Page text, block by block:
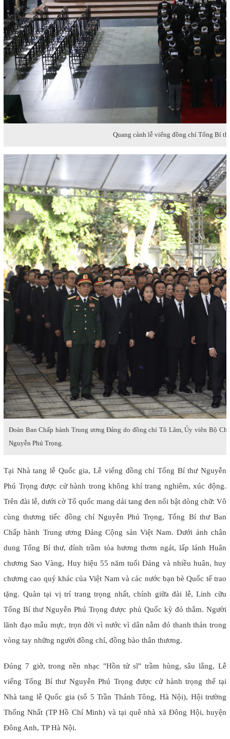
Quang cảnh lễ viếng đồng chí Tổng Bí
Đoàn Ban Chấp hành Trung ương Đảng do đồng chí Tô Lâm, Ủy viên Bộ
Nguyễn Phú Trọng.
Tại Nhà tang lễ Quốc gia, Lễ viếng đồng chí Tổng Bí thư Nguyễn
Phú Trọng được cử hành trong không khí trang nghiêm, xúc động.
Trên đài lễ, dưới cờ Tổ quốc mang dải tang đen nổi bật dòng chữ: Vô
cùng thương tiếc đồng chí Nguyễn Phú Trọng, Tổng Bí thư Ban
Chấp hành Trung ương Đảng Cộng sản Việt Nam. Dưới ảnh chân
dung Tổng Bí thư, đỉnh trầm tỏa hương thơm ngát, lấp lánh Huân
chương Sao Vàng, Huy hiệu 55 năm tuổi Đảng và nhiều huân, huy
chương cao quý khác của Việt Nam và các nước bạn bè Quốc tế trao
tặng. Quàn tại vị trí trang trọng nhất, chính giữa đài lễ, Linh cữu
Tổng Bí thư Nguyễn Phú Trọng được phủ Quốc kỳ đỏ thắm. Người
lãnh đạo mẫu mực, trọn đời vì nước vì dân nằm đó thanh thản trong
vòng tay những người đồng chí, đồng bào thân thương.
Đúng 7 giờ, trong nền nhạc "Hồn tử sĩ" trầm hùng, sâu lắng, Lễ
viếng Tổng Bí thư Nguyễn Phú Trọng được cử hành trọng thể tại
Nhà tang lễ Quốc gia (số 5 Trần Thánh Tông, Hà Nội), Hội trường
Thống Nhất (TP Hồ Chí Minh) và tại quê nhà xã Đông Hội, huyện
Đông Anh, TP Hà Nội.